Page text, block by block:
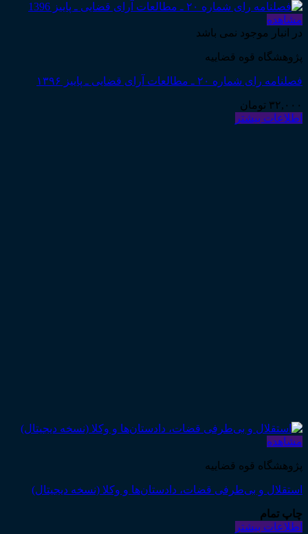
مشاهده
در انبار موجود نمی باشد
پژوهشگاه قوه قضاییه
فصلنامه رای شماره ۲۰ ـ مطالعات آرای قضایی ـ پاییز ۱۳۹۶
۳۲,۰۰۰ تومان
اطلاعات بیشتر
مشاهده
پژوهشگاه قوه قضاییه
استقلال و بی‌طرفی قضات، دادستان‌ها و وکلا (نسخه دیجیتال)
چاپ تمام
اطلاعات بیشتر